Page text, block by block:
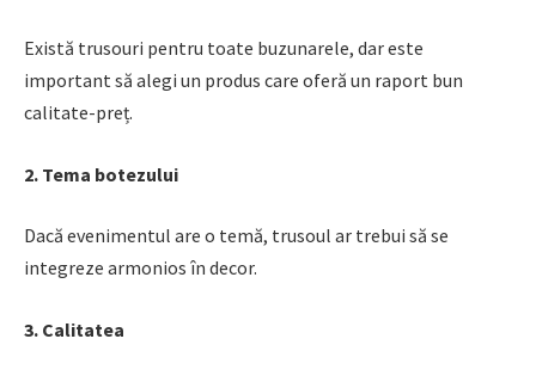
Există trusouri pentru toate buzunarele, dar este
important să alegi un produs care oferă un raport bun
calitate-preț.
2. Tema botezului
Dacă evenimentul are o temă, trusoul ar trebui să se
integreze armonios în decor.
3. Calitatea